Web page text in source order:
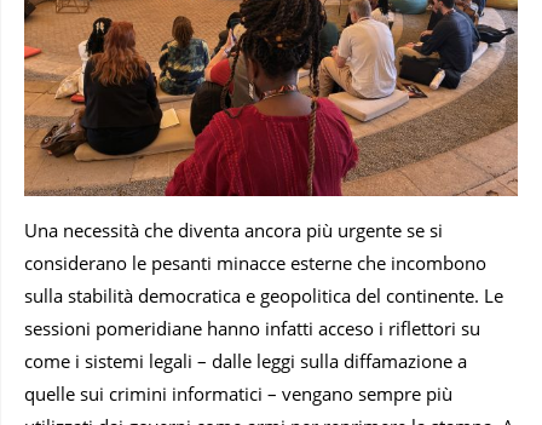
Una necessità che diventa ancora più urgente se si
considerano le pesanti minacce esterne che incombono
sulla stabilità democratica e geopolitica del continente. Le
sessioni pomeridiane hanno infatti acceso i riflettori su
come i sistemi legali – dalle leggi sulla diffamazione a
quelle sui crimini informatici – vengano sempre più